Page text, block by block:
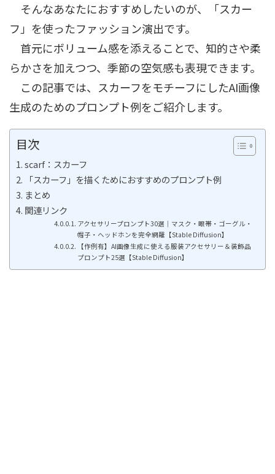
そんなあなたにおすすめしたいのが、「スカー
フ」を使ったファッション演出です。
首元にボリューム感を添えることで、知的さや柔
らかさを加えつつ、季節の空気感も表現できます。
この記事では、スカーフをモチーフにしたAI画像
生成のためのプロンプト例をご紹介します。
目次
scarf：スカーフ
「スカーフ」を描くためにおすすめのプロンプト例
まとめ
関連リンク
アクセサリープロンプト30選｜マスク・眼帯・ゴーグル・
帽子・ヘッドホンを完全網羅【Stable Diffusion】
【作例有】AI画像生成に使える服装アクセサリー＆装飾品
プロンプト25選【Stable Diffusion】